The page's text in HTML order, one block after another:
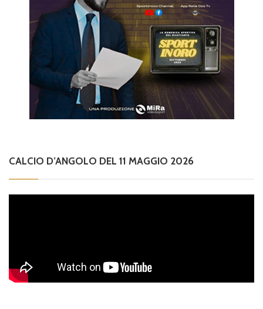
CALCIO D’ANGOLO DEL 11 MAGGIO 2026